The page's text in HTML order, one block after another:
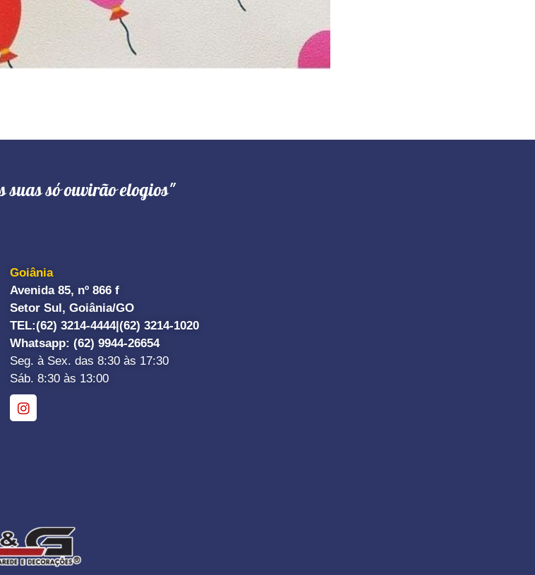
suas só ouvirão elogios"
Goiânia
Avenida 85, nº 866 f
Setor Sul, Goiânia/GO
TEL:(62) 3214-4444| (62) 3214-1020
Whatsapp: (62) 9944-26654
Seg. à Sex. das 8:30 às 17:30
Sáb. 8:30 às 13:00